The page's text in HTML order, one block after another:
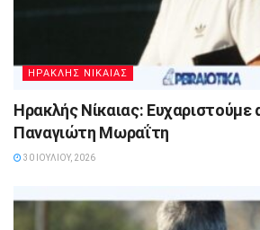
ΗΡΑΚΛΗΣ ΝΙΚΑΙΑΣ
Ηρακλής Νίκαιας: Ευχαριστούμε
Παναγιώτη Μωραΐτη
30 ΙΟΥΛΊΟΥ, 2026